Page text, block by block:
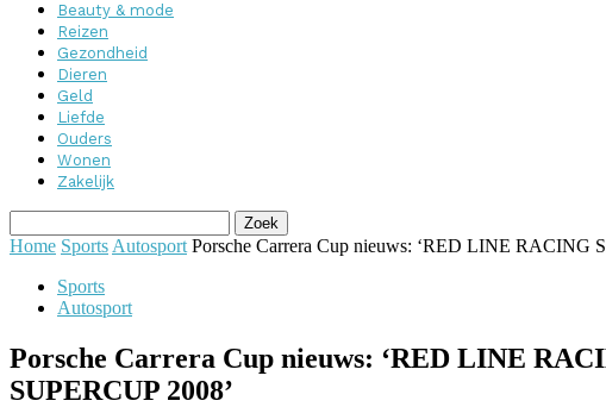
Beauty & mode
Reizen
Gezondheid
Dieren
Geld
Liefde
Ouders
Wonen
Zakelijk
Home Sports Autosport Porsche Carrera Cup nieuws: ‘RED LINE
Sports
Autosport
Porsche Carrera Cup nieuws: ‘RED LINE
SUPERCUP 2008’